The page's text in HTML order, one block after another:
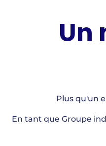
Un
Plus qu'un
En tant que Groupe